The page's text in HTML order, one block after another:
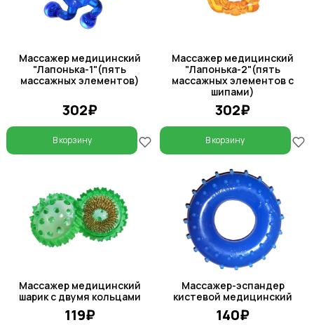
Массажер медицинский
"Лапонька-1"(пять
массажных элементов)
302₽
В корзину
Массажер медицинский
"Лапонька-2"(пять
массажных элементов с
шипами)
302₽
В корзину
Массажер медицинский
шарик с двумя кольцами
119₽
Массажер-эспандер
кистевой медицинский
140₽